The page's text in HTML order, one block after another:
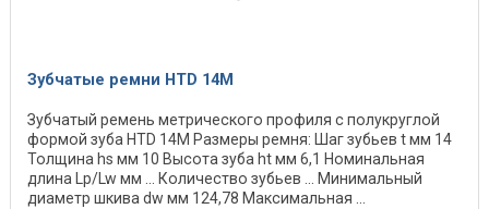
Зубчатые ремни HTD 14M
Зубчатый ремень метрического профиля с полукруглой
формой зуба HTD 14M Размеры ремня: Шаг зубьев t мм 14
Толщина hs мм 10 Высота зуба ht мм 6,1 Номинальная
длина Lp/Lw мм ... Количество зубьев ... Минимальный
диаметр шкива dw мм 124,78 Максимальная ...